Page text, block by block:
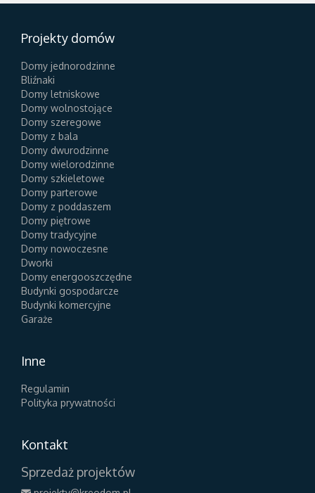
Projekty domów
Domy jednorodzinne
Bliźnaki
Domy letniskowe
Domy wolnostojące
Domy szeregowe
Domy z bala
Domy dwurodzinne
Domy wielorodzinne
Domy szkieletowe
Domy parterowe
Domy z poddaszem
Domy piętrowe
Domy tradycyjne
Domy nowoczesne
Dworki
Domy energooszczędne
Budynki gospodarcze
Budynki komercyjne
Garaże
Inne
Regulamin
Polityka prywatności
Kontakt
Sprzedaż projektów